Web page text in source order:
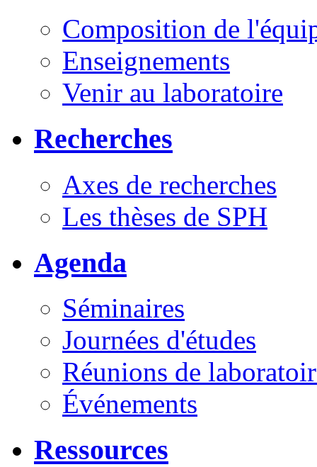
Composition de
Enseignements
Venir au laboratoire
Recherches
Axes de recherches
Les thèses de SPH
Agenda
Séminaires
Journées d'études
Réunions de
Événements
Ressources